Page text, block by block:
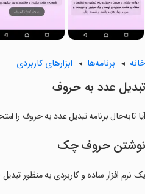
خانه برنامه‌ها ابزارهای کاربردی
تبدیل عدد به حروف
آیا تابه‌حال برنامه تبدیل عدد به حروف را
نوشتن حروف چک
یک نرم افزار ساده و کاربردی به منظور